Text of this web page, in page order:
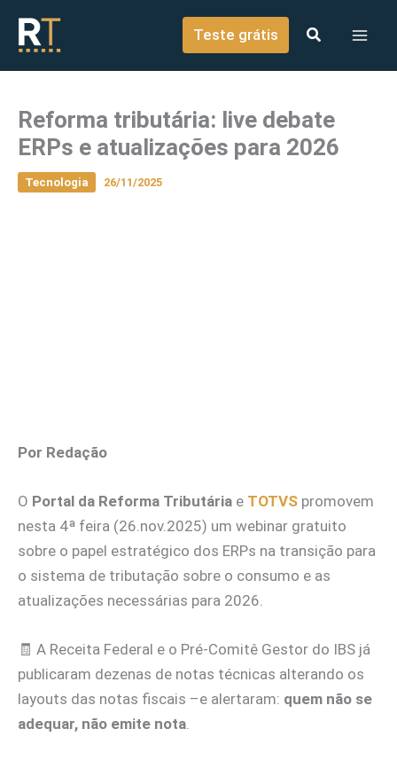
conteúdo
Teste grátis
Reforma tributária: live debate
ERPs e atualizações para 2026
Tecnologia 26/11/2025
Por Redação
O Portal da Reforma Tributária e TOTVS promovem
nesta 4ª feira (26.nov.2025) um webinar gratuito
sobre o papel estratégico dos ERPs na transição para
o sistema de tributação sobre o consumo e as
atualizações necessárias para 2026.
🧾 A Receita Federal e o Pré-Comitê Gestor do IBS já
publicaram dezenas de notas técnicas alterando os
layouts das notas fiscais –e alertaram: quem não se
adequar, não emite nota